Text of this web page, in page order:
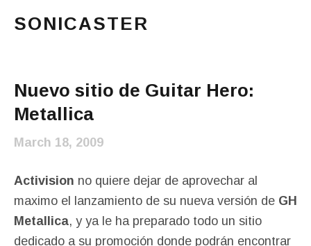
SONICASTER
Nuevo sitio de Guitar Hero:
Metallica
March 18, 2009
Activision no quiere dejar de aprovechar al
maximo el lanzamiento de su nueva versión de GH
Metallica, y ya le ha preparado todo un sitio
dedicado a su promoción donde podrán encontrar